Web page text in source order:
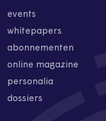
events
whitepapers
abonnementen
online magazine
personalia
dossiers